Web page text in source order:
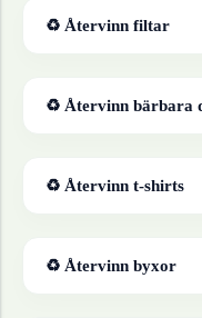
♻ Återvinn filtar
♻ Återvinn bärbara
♻ Återvinn t-shirts
♻ Återvinn byxor